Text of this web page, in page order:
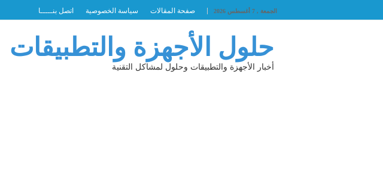
الجمعة , 7 أغسطس 2026 صفحة المقالات سياسة الخصوصية اتصل بنـــــا
حلول الأجهزة والتطبيقات
أخبار الأجهزة والتطبيقات وحلول لمشاكل التقنية